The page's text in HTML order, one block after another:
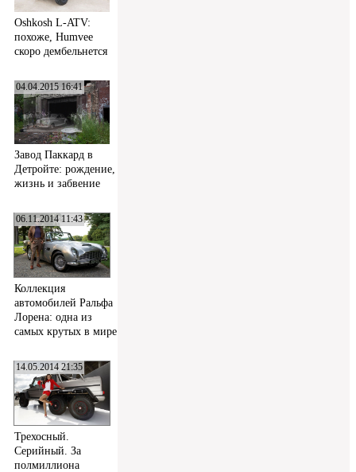
Oshkosh L-ATV:
похоже, Humvee
скоро дембельнется
04.04.2015 16:41
Завод Паккард в
Детройте: рождение,
жизнь и забвение
06.11.2014 11:43
Коллекция
автомобилей Ральфа
Лорена: одна из
самых крутых в мире
14.05.2014 21:35
Трехосный.
Серийный. За
полмиллиона